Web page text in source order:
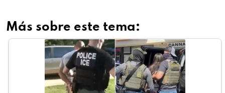
Más sobre este tema: